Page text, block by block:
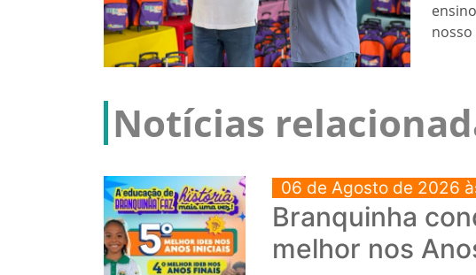
Notícias
06 de Agosto de 2026
Branquinha
melhor nos